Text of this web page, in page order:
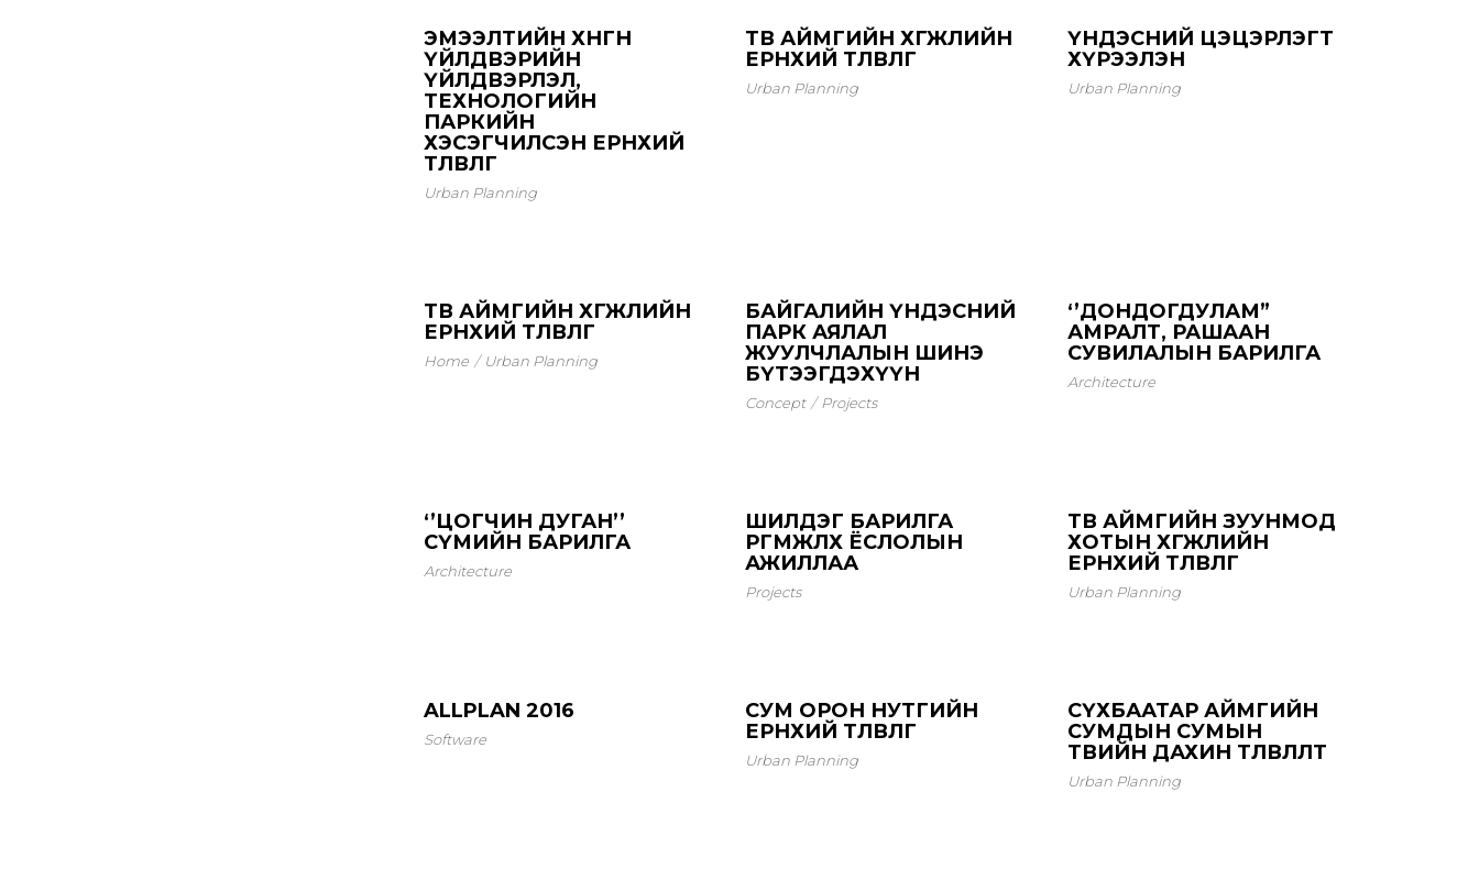
ЭМЭЭЛТИЙН ХӨНГӨН
ҮЙЛДВЭРИЙН
ҮЙЛДВЭРЛЭЛ,
ТЕХНОЛОГИЙН
ПАРКИЙН
ХЭСЭГЧИЛСЭН ЕРӨНХИЙ
ТӨЛӨВЛӨГӨӨ
Urban Planning
ТӨВ АЙМГИЙН ХӨГЖЛИЙН
ЕРӨНХИЙ ТӨЛӨВЛӨГӨӨ
Urban Planning
ҮНДЭСНИЙ ЦЭЦЭРЛЭГТ
ХҮРЭЭЛЭН
Urban Planning
ТӨВ АЙМГИЙН ХӨГЖЛИЙН
ЕРӨНХИЙ ТӨЛӨВЛӨГӨӨ
Home Urban Planning
БАЙГАЛИЙН ҮНДЭСНИЙ
ПАРК АЯЛАЛ
ЖУУЛЧЛАЛЫН ШИНЭ
БҮТЭЭГДЭХҮҮН
Concept Projects
‘’ДОНДОГДУЛАМ”
АМРАЛТ, РАШААН
СУВИЛАЛЫН БАРИЛГА
Architecture
‘’ЦОГЧИН ДУГАН’’
СҮМИЙН БАРИЛГА
Architecture
ШИЛДЭГ БАРИЛГА
ӨРГӨМЖЛӨХ ЁСЛОЛЫН
АЖИЛЛАА
Projects
ТӨВ АЙМГИЙН ЗУУНМОД
ХОТЫН ХӨГЖЛИЙН
ЕРӨНХИЙ ТӨЛӨВЛӨГӨӨ
Urban Planning
ALLPLAN 2016
Software
СУМ ОРОН НУТГИЙН
ЕРӨНХИЙ ТӨЛӨВЛӨГӨӨ
Urban Planning
СҮХБААТАР АЙМГИЙН
СУМДЫН СУМЫН
ТӨВИЙН ДАХИН ТӨЛӨВЛӨЛТ
Urban Planning